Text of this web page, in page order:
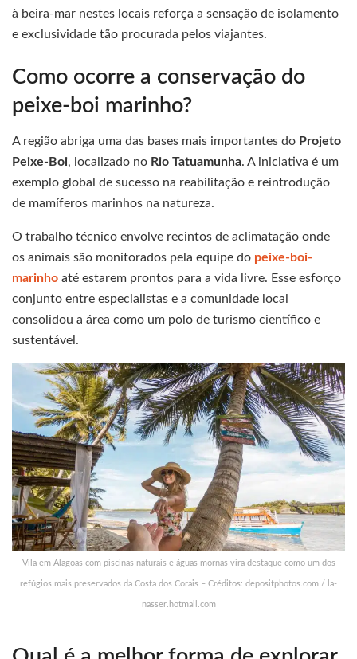
à beira-mar nestes locais reforça a sensação de isolamento
e exclusividade tão procurada pelos viajantes.
Como ocorre a conservação do
peixe-boi marinho?
A região abriga uma das bases mais importantes do Projeto
Peixe-Boi, localizado no Rio Tatuamunha. A iniciativa é um
exemplo global de sucesso na reabilitação e reintrodução
de mamíferos marinhos na natureza.
O trabalho técnico envolve recintos de aclimatação onde
os animais são monitorados pela equipe do peixe-boi-
marinho até estarem prontos para a vida livre. Esse esforço
conjunto entre especialistas e a comunidade local
consolidou a área como um polo de turismo científico e
sustentável.
Vila em Alagoas com piscinas naturais e águas mornas vira destaque como um dos
refúgios mais preservados da Costa dos Corais – Créditos: depositphotos.com / la-
nasser.hotmail.com